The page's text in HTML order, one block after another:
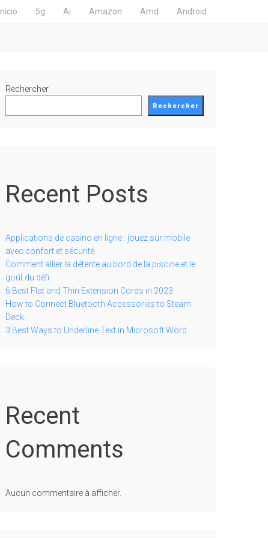
Inicio 5g Ai Amazon Amd Android
Rechercher
Rechercher
Recent Posts
Applications de casino en ligne : jouez sur mobile
avec confort et sécurité
Comment allier la détente au bord de la piscine et le
goût du défi
6 Best Flat and Thin Extension Cords in 2023
How to Connect Bluetooth Accessories to Steam
Deck
3 Best Ways to Underline Text in Microsoft Word
Recent
Comments
Aucun commentaire à afficher.